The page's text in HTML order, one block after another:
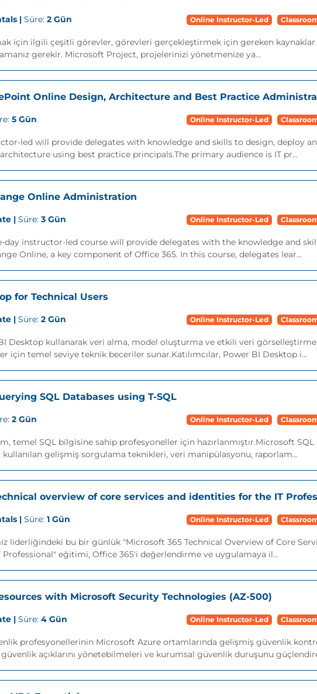
| Süre: 2 Gün Online Instructor-Led
için ilgili çeşitli görevler, görevleri gerçekleştirmek için gereken
gerekir. Microsoft Project, projelerinizi yönetmenize ya...
Online Design, Architecture and Best Practice
5 Gün Online Instructor-Led
led will provide delegates with knowledge and skills to design, deploy
using best practice principals.The primary audience is IT pr...
Online Administration
| Süre: 3 Gün Online Instructor-Led
day instructor-led course will provide delegates with the knowledge and
Online, a key component of Office 365. In this course, delegates lear...
for Technical Users
| Süre: 2 Gün Online Instructor-Led
Desktop kullanarak veri alma, model oluşturma ve etkili veri görselleştirme
için temel seviye teknik beceriler sunar.Katılımcılar, Power BI Desktop i...
SQL Databases using T-SQL
2 Gün Online Instructor-Led
temel SQL bilgisine sahip profesyoneller için hazırlanmıştır.Microsoft SQL
kullanılan gelişmiş sorgulama teknikleri, veri manipülasyonu, raporlam...
overview of core services and identities for the IT
| Süre: 1 Gün Online Instructor-Led
liderliğindeki bu bir günlük "Microsoft 365 Technical Overview of Core
eğitimi, Office 365'i değerlendirme ve uygulamaya il...
with Microsoft Security Technologies (AZ-500)
| Süre: 4 Gün Online Instructor-Led
profesyonellerinin Microsoft Azure ortamlarında gelişmiş güvenlik
açıklarını yönetebilmeleri ve kurumsal güvenlik duruşunu